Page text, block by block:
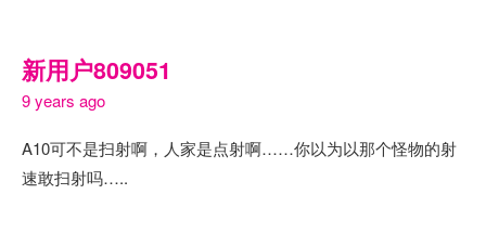
新用户809051
9 years ago
A10可不是扫射啊，人家是点射啊……你以为以那个怪物的射
速敢扫射吗…..